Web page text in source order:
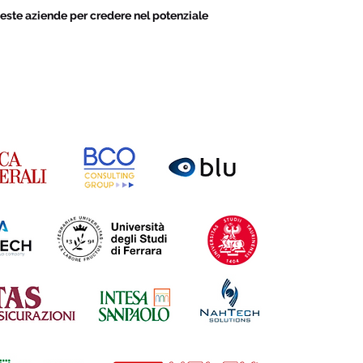
aziende per credere nel potenziale